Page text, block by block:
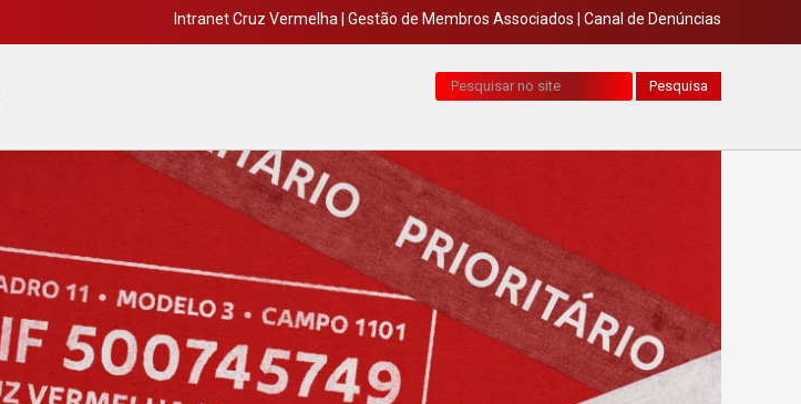
Intranet Cruz Vermelha Gestão de Membros Associados Canal de Denúncias
Pesquisa... Pesquisa